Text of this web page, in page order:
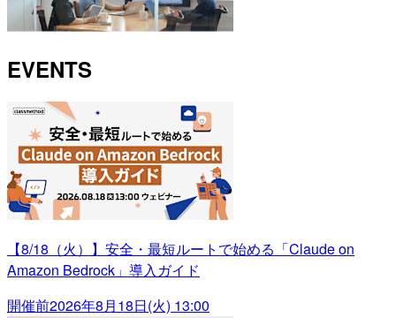
EVENTS
【8/18（火）】安全・最短ルートで始める「Claude on
Amazon Bedrock」導入ガイド
開催前2026年8月18日(火) 13:00